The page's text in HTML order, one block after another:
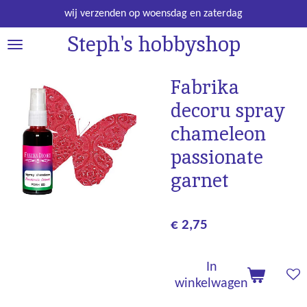
direct
naar
Steph's hobbyshop
wij verzenden op woensdag en zaterdag
Fabrika
decoru spray
chameleon
passionate
garnet
€ 2,75
In
winkelwagen